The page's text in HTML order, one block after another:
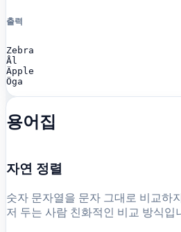
출력
Zebra
Ål
Äpple
Öga
용어집
자연 정렬
숫자 문자열을 문자 그대로 비교하
저 두는 사람 친화적인 비교 방식입